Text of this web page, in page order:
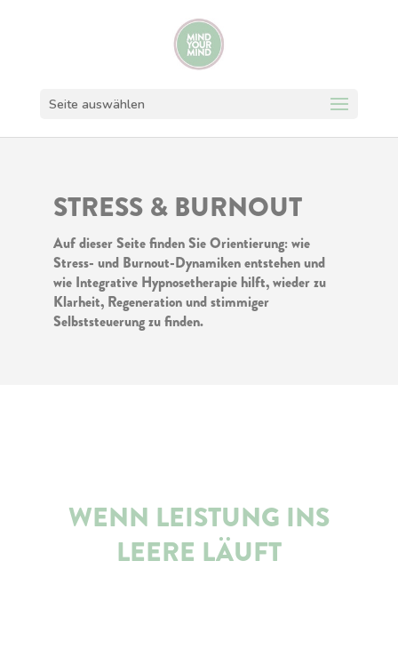
Seite auswählen
STRESS & BURNOUT
Auf dieser Seite finden Sie Orientierung: wie
Stress- und Burnout-Dynamiken entstehen und
wie Integrative Hypnosetherapie hilft, wieder zu
Klarheit, Regeneration und stimmiger
Selbststeuerung zu finden.
WENN LEISTUNG INS
LEERE LÄUFT